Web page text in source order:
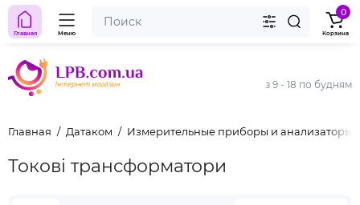
з 9 - 18 по будням
Главная Меню
0
Корзина
Главная Датаком Измерительные приборы и анализаторы
Токові трансформатори